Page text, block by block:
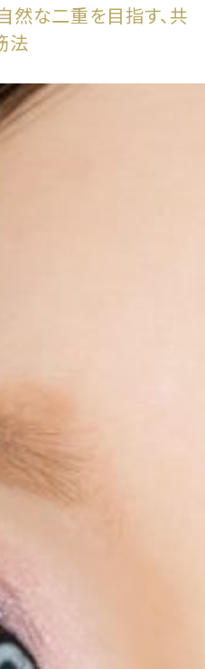
然な二重を目指す、共
法